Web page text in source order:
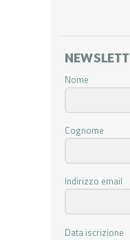
Nome
Cognome
Indirizzo email
Data iscrizione